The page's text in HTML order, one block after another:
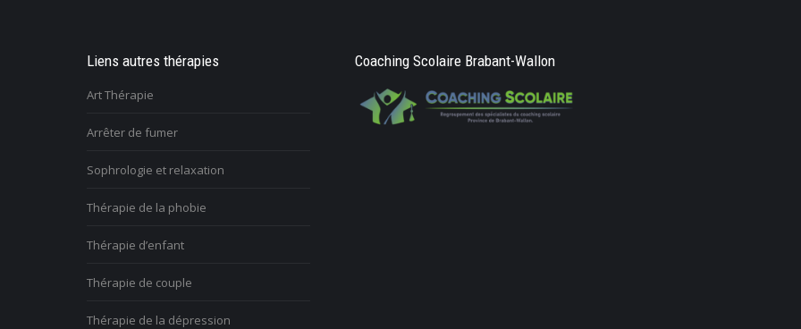
Liens autres thérapies
Art Thérapie
Arrêter de fumer
Sophrologie et relaxation
Thérapie de la phobie
Thérapie d’enfant
Thérapie de couple
Thérapie de la dépression
Coaching Scolaire Brabant-Wallon